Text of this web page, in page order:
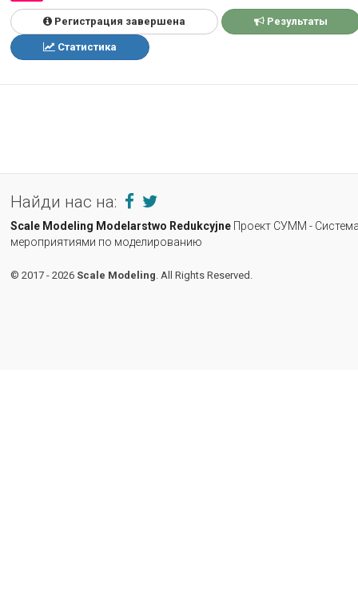
Регистрация завершена Результаты
Статистика
Найди нас на:
Scale Modeling Modelarstwo Redukcyjne Проект СУММ -
мероприятиями по моделированию
© 2017 - 2026 Scale Modeling. All Rights Reserved.